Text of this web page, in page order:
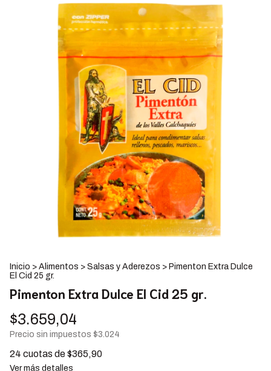
Inicio > Alimentos > Salsas y Aderezos > Pimenton Extra Dulce
El Cid 25 gr.
Pimenton Extra Dulce El Cid 25 gr.
$3.659,04
Precio sin impuestos $3.024
24 cuotas de$365,90
Ver más detalles